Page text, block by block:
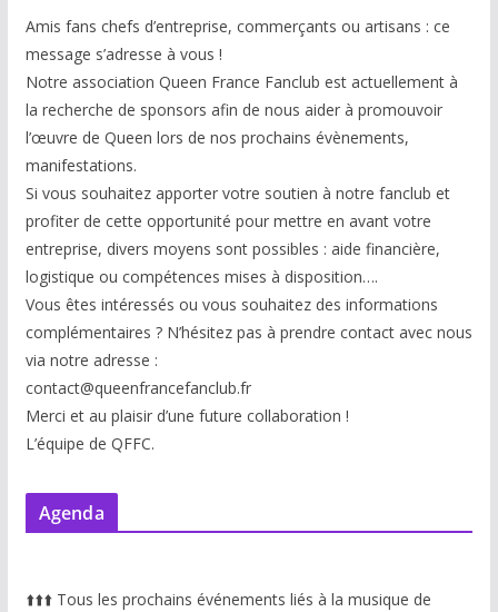
Amis fans chefs d’entreprise, commerçants ou artisans : ce
message s’adresse à vous !
Notre association Queen France Fanclub est actuellement à
la recherche de sponsors afin de nous aider à promouvoir
l’œuvre de Queen lors de nos prochains évènements,
manifestations.
Si vous souhaitez apporter votre soutien à notre fanclub et
profiter de cette opportunité pour mettre en avant votre
entreprise, divers moyens sont possibles : aide financière,
logistique ou compétences mises à disposition….
Vous êtes intéressés ou vous souhaitez des informations
complémentaires ? N’hésitez pas à prendre contact avec nous
via notre adresse :
contact@queenfrancefanclub.fr
Merci et au plaisir d’une future collaboration !
L’équipe de QFFC.
Agenda
⬆️⬆️⬆️ Tous les prochains événements liés à la musique de